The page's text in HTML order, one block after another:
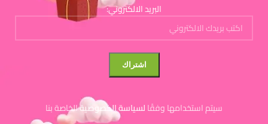
البريد الالكتروني:
سيتم استخدامها وفقًالسياسة الخصوصيةالخاصة بنا